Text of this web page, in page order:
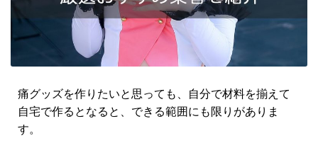
痛グッズを作りたいと思っても、自分で材料を揃えて
自宅で作るとなると、できる範囲にも限りがありま
す。